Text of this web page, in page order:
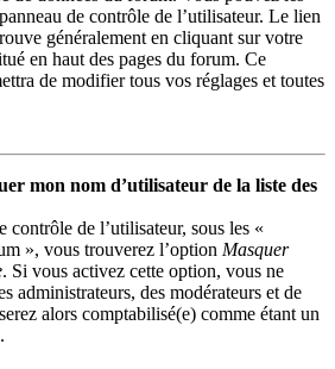
de contrôle de l’utilisateur. Le lien
généralement en cliquant sur votre
en haut des pages du forum. Ce
de modifier tous vos réglages et toutes
mon nom d’utilisateur de la liste des
contrôle de l’utilisateur, sous les «
», vous trouverez l’option Masquer
. Si vous activez cette option, vous ne
administrateurs, des modérateurs et de
alors comptabilisé(e) comme étant un